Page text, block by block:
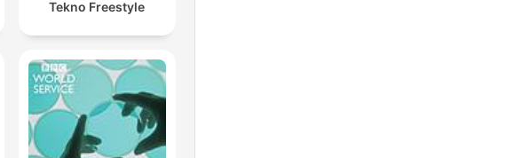
Tekno Freestyle